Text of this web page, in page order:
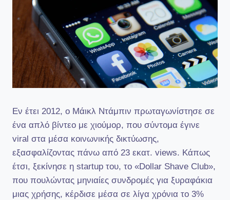
Εν έτει 2012, ο Μάικλ Ντάμπιν πρωταγωνίστησε σε
ένα απλό βίντεο με χιούμορ, που σύντομα έγινε
viral στα μέσα κοινωνικής δικτύωσης,
εξασφαλίζοντας πάνω από 23 εκατ. views. Κάπως
έτσι, ξεκίνησε η startup του, το «Dollar Shave Club»,
που πουλώντας μηνιαίες συνδρομές για ξυραφάκια
μιας χρήσης, κέρδισε μέσα σε λίγα χρόνια το 3%